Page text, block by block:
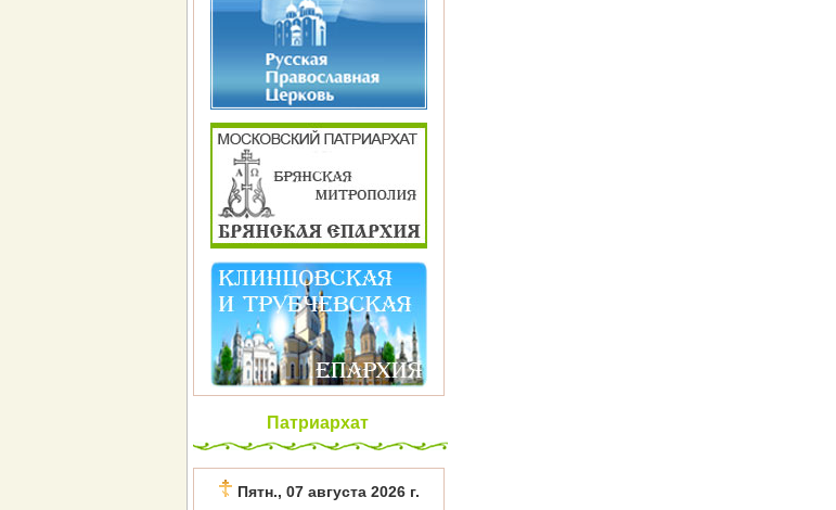
Патриархат
Пятн., 07 августа 2026 г.